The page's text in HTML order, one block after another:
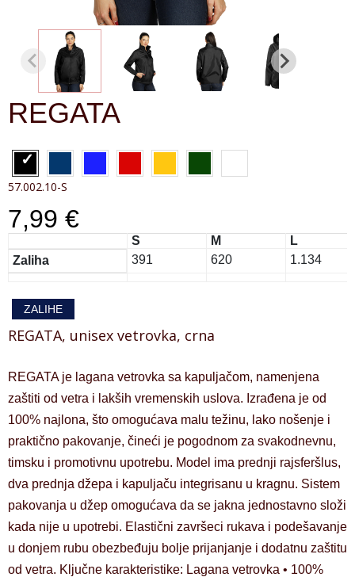
REGATA
57.002.10-S
7,99 €
S M
L
Zaliha
391 620 1.134
ZALIHE
REGATA, unisex vetrovka, crna
REGATA je lagana vetrovka sa kapuljačom, namenjena
zaštiti od vetra i lakših vremenskih uslova. Izrađena je od
100% najlona, što omogućava malu težinu, lako nošenje i
praktično pakovanje, čineći je pogodnom za svakodnevnu,
timsku i promotivnu upotrebu. Model ima prednji rajsferšlus,
dva prednja džepa i kapuljaču integrisanu u kragnu. Sistem
pakovanja u džep omogućava da se jakna jednostavno složi
kada nije u upotrebi. Elastični završeci rukava i podešavanje
u donjem rubu obezbeđuju bolje prijanjanje i dodatnu zaštitu
od vetra. Ključne karakteristike: Lagana vetrovka • 100%